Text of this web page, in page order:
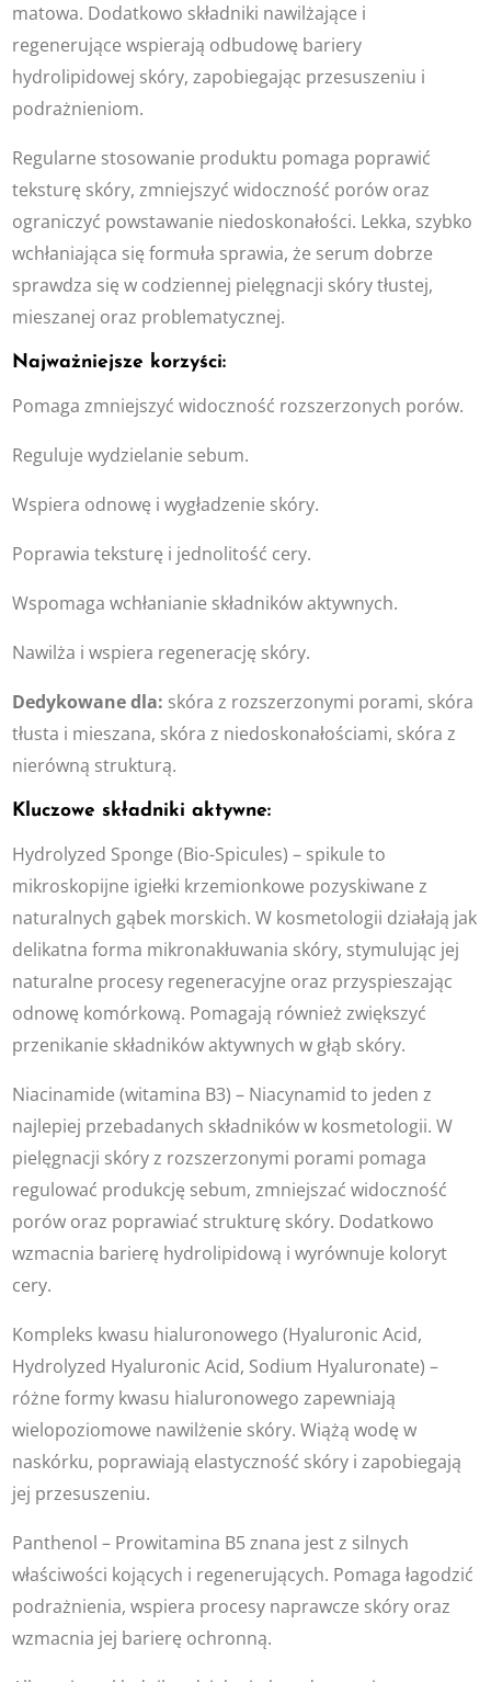
matowa. Dodatkowo składniki nawilżające i
regenerujące wspierają odbudowę bariery
hydrolipidowej skóry, zapobiegając przesuszeniu i
podrażnieniom.
Regularne stosowanie produktu pomaga poprawić
teksturę skóry, zmniejszyć widoczność porów oraz
ograniczyć powstawanie niedoskonałości. Lekka, szybko
wchłaniająca się formuła sprawia, że serum dobrze
sprawdza się w codziennej pielęgnacji skóry tłustej,
mieszanej oraz problematycznej.
Najważniejsze korzyści:
Pomaga zmniejszyć widoczność rozszerzonych porów.
Reguluje wydzielanie sebum.
Wspiera odnowę i wygładzenie skóry.
Poprawia teksturę i jednolitość cery.
Wspomaga wchłanianie składników aktywnych.
Nawilża i wspiera regenerację skóry.
Dedykowane dla: skóra z rozszerzonymi porami, skóra
tłusta i mieszana, skóra z niedoskonałościami, skóra z
nierówną strukturą.
Kluczowe składniki aktywne:
Hydrolyzed Sponge (Bio-Spicules) – spikule to
mikroskopijne igiełki krzemionkowe pozyskiwane z
naturalnych gąbek morskich. W kosmetologii działają jak
delikatna forma mikronakłuwania skóry, stymulując jej
naturalne procesy regeneracyjne oraz przyspieszając
odnowę komórkową. Pomagają również zwiększyć
przenikanie składników aktywnych w głąb skóry.
Niacinamide (witamina B3) – Niacynamid to jeden z
najlepiej przebadanych składników w kosmetologii. W
pielęgnacji skóry z rozszerzonymi porami pomaga
regulować produkcję sebum, zmniejszać widoczność
porów oraz poprawiać strukturę skóry. Dodatkowo
wzmacnia barierę hydrolipidową i wyrównuje koloryt
cery.
Kompleks kwasu hialuronowego (Hyaluronic Acid,
Hydrolyzed Hyaluronic Acid, Sodium Hyaluronate) –
różne formy kwasu hialuronowego zapewniają
wielopoziomowe nawilżenie skóry. Wiążą wodę w
naskórku, poprawiają elastyczność skóry i zapobiegają
jej przesuszeniu.
Panthenol – Prowitamina B5 znana jest z silnych
właściwości kojących i regenerujących. Pomaga łagodzić
podrażnienia, wspiera procesy naprawcze skóry oraz
wzmacnia jej barierę ochronną.